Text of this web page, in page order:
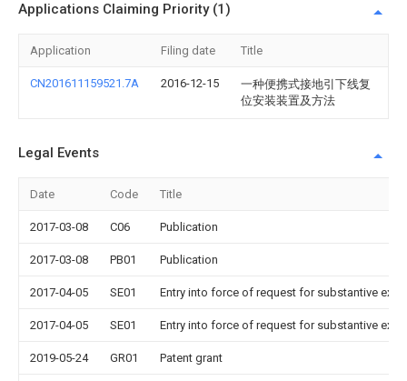
Applications Claiming Priority (1)
Application Filing date Title
CN201611159521.7A 2016-12-15
一种便携式接地引下线复
位安装装置及方法
Legal Events
Date Code Title
2017-03-08 C06 Publication
2017-03-08 PB01 Publication
2017-04-05 SE01 Entry into force of request for substantive
2017-04-05 SE01 Entry into force of request for substantive
2019-05-24 GR01 Patent grant